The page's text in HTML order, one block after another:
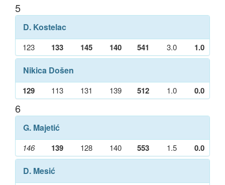
5
D. Kostelac
123 133 145 140 541 3.0 1.0
Nikica Došen
129 113 131 139 512 1.0 0.0
6
G. Majetić
146 139 128 140 553 1.5 0.0
D. Mesić